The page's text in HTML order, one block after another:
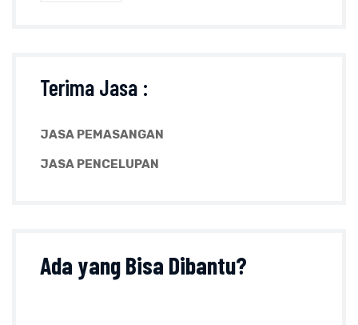
Terima Jasa :
JASA PEMASANGAN
JASA PENCELUPAN
Ada yangBisa Dibantu?